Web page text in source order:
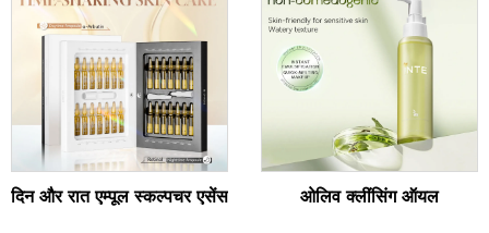
दिन और रात एम्पूल स्कल्पचर एसेंस ओलिव क्लींसिंग ऑयल